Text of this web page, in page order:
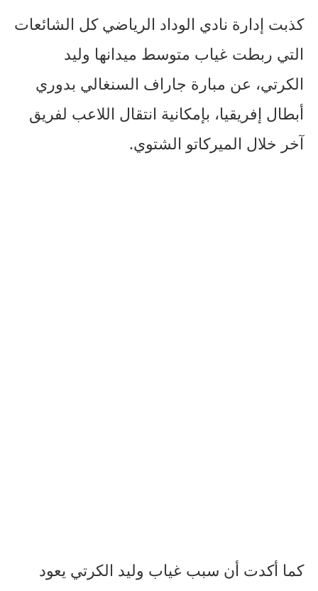
كذبت إدارة نادي الوداد الرياضي كل الشائعات
التي ربطت غياب متوسط ميدانها وليد
الكرتي، عن مبارة جاراف السنغالي بدوري
أبطال إفريقيا، بإمكانية انتقال اللاعب لفريق
آخر خلال الميركاتو الشتوي.
كما أكدت أن سبب غياب وليد الكرتي يعود